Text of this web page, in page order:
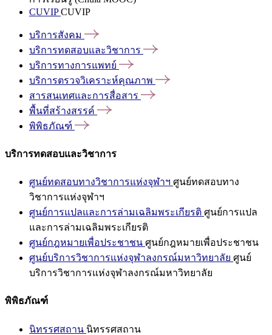
CUVIPCUVIP
บริการสังคม
บริการทดสอบและวิชาการ
บริการทางการแพทย์
บริการตรวจวิเคราะห์คุณภาพ
สารสนเทศและการสื่อสาร
พื้นที่สร้างสรรค์
พิพิธภัณฑ์
บริการทดสอบและวิชาการ
ศูนย์ทดสอบทางวิชาการแห่งจุฬาฯ ศูนย์ทดสอบทาง
วิชาการแห่งจุฬาฯ
ศูนย์การแปลและการล่ามเฉลิมพระเกียรติ ศูนย์การแปล
และการล่ามเฉลิมพระเกียรติ
ศูนย์กฎหมายเพื่อประชาชน ศูนย์กฎหมายเพื่อประชาชน
ศูนย์บริการวิชาการแห่งจุฬาลงกรณ์มหาวิทยาลัย ศูนย์
บริการวิชาการแห่งจุฬาลงกรณ์มหาวิทยาลัย
พิพิธภัณฑ์
นิทรรศสถาน นิทรรศสถาน